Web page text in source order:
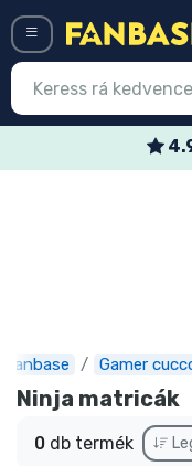
Fanbase Gamer
Ninja matricák
0 db termék
Legújabb
Express
Előrendelhető
Outlet cuccok